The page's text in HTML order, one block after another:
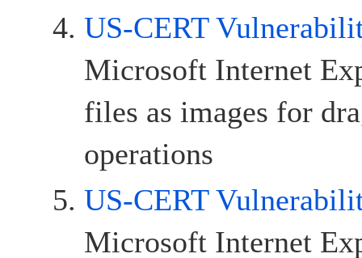
US-CERT
Microsoft Internet
files as images for
operations
US-CERT
Microsoft Internet